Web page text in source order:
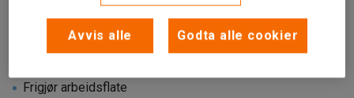
Frigjør arbeidsflate
Avvis alle Godta alle cookier